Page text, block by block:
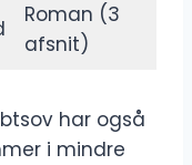
Roman (3
afsnit)
har også
i mindre